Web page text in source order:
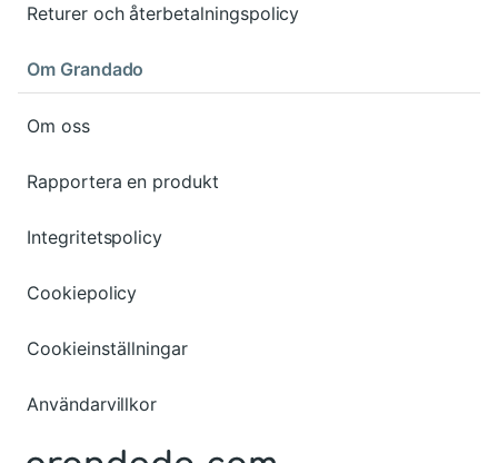
Returer och återbetalningspolicy
Om Grandado
Om oss
Rapportera en produkt
Integritetspolicy
Cookiepolicy
Cookieinställningar
Användarvillkor